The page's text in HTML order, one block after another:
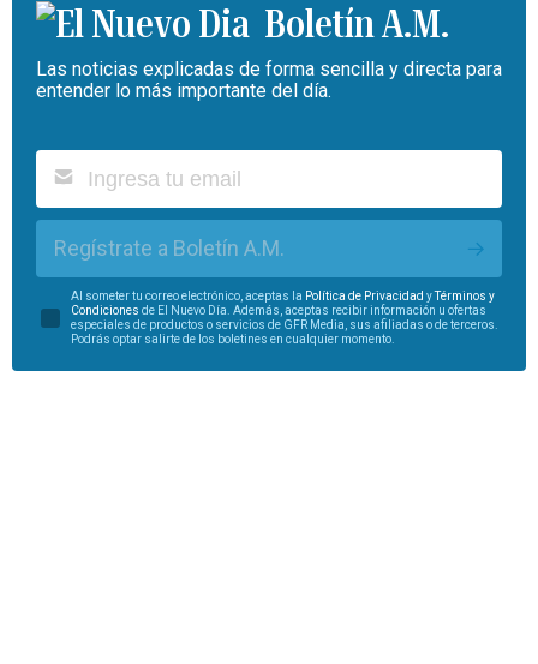
Boletín A.M.
Las noticias explicadas de forma sencilla y directa para
entender lo más importante del día.
Regístrate a Boletín A.M.
Al someter tu correo electrónico, aceptas la Política de Privacidad yTérminos y
Condiciones de El Nuevo Día. Además, aceptas recibir información u ofertas
especiales de productos o servicios de GFR Media, sus afiliadas o de terceros.
Podrás optar salirte de los boletines en cualquier momento.